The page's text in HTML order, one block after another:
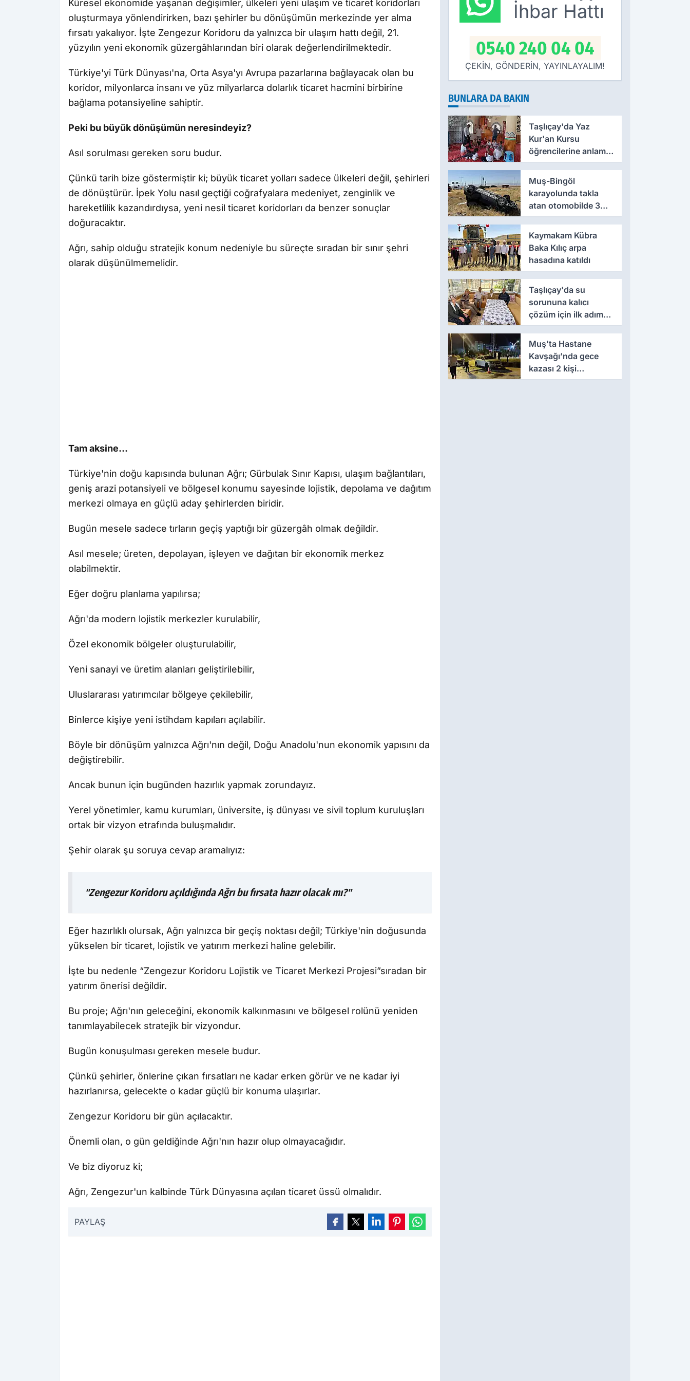
Küresel ekonomide yaşanan değişimler, ülkeleri yeni ulaşım ve ticaret koridorları
oluşturmaya yönlendirirken, bazı şehirler bu dönüşümün merkezinde yer alma
fırsatı yakalıyor. İşte Zengezur Koridoru da yalnızca bir ulaşım hattı değil, 21.
yüzyılın yeni ekonomik güzergâhlarından biri olarak değerlendirilmektedir.
Türkiye'yi Türk Dünyası'na, Orta Asya'yı Avrupa pazarlarına bağlayacak olan bu
koridor, milyonlarca insanı ve yüz milyarlarca dolarlık ticaret hacmini birbirine
bağlama potansiyeline sahiptir.
Peki bu büyük dönüşümün neresindeyiz?
Asıl sorulması gereken soru budur.
Çünkü tarih bize göstermiştir ki; büyük ticaret yolları sadece ülkeleri değil, şehirleri
de dönüştürür. İpek Yolu nasıl geçtiği coğrafyalara medeniyet, zenginlik ve
hareketlilik kazandırdıysa, yeni nesil ticaret koridorları da benzer sonuçlar
doğuracaktır.
Ağrı, sahip olduğu stratejik konum nedeniyle bu süreçte sıradan bir sınır şehri
olarak düşünülmemelidir.
Tam aksine...
Türkiye'nin doğu kapısında bulunan Ağrı; Gürbulak Sınır Kapısı, ulaşım bağlantıları,
geniş arazi potansiyeli ve bölgesel konumu sayesinde lojistik, depolama ve dağıtım
merkezi olmaya en güçlü aday şehirlerden biridir.
Bugün mesele sadece tırların geçiş yaptığı bir güzergâh olmak değildir.
Asıl mesele; üreten, depolayan, işleyen ve dağıtan bir ekonomik merkez
olabilmektir.
Eğer doğru planlama yapılırsa;
Ağrı'da modern lojistik merkezler kurulabilir,
Özel ekonomik bölgeler oluşturulabilir,
Yeni sanayi ve üretim alanları geliştirilebilir,
Uluslararası yatırımcılar bölgeye çekilebilir,
Binlerce kişiye yeni istihdam kapıları açılabilir.
Böyle bir dönüşüm yalnızca Ağrı'nın değil, Doğu Anadolu'nun ekonomik yapısını da
değiştirebilir.
Ancak bunun için bugünden hazırlık yapmak zorundayız.
Yerel yönetimler, kamu kurumları, üniversite, iş dünyası ve sivil toplum kuruluşları
ortak bir vizyon etrafında buluşmalıdır.
Şehir olarak şu soruya cevap aramalıyız:
"Zengezur Koridoru açıldığında Ağrı bu fırsata hazır olacak mı?"
Eğer hazırlıklı olursak, Ağrı yalnızca bir geçiş noktası değil; Türkiye'nin doğusunda
yükselen bir ticaret, lojistik ve yatırım merkezi haline gelebilir.
İşte bu nedenle “Zengezur Koridoru Lojistik ve Ticaret Merkezi Projesi”sıradan bir
yatırım önerisi değildir.
Bu proje; Ağrı'nın geleceğini, ekonomik kalkınmasını ve bölgesel rolünü yeniden
tanımlayabilecek stratejik bir vizyondur.
Bugün konuşulması gereken mesele budur.
Çünkü şehirler, önlerine çıkan fırsatları ne kadar erken görür ve ne kadar iyi
hazırlanırsa, gelecekte o kadar güçlü bir konuma ulaşırlar.
Zengezur Koridoru bir gün açılacaktır.
Önemli olan, o gün geldiğinde Ağrı'nın hazır olup olmayacağıdır.
Ve biz diyoruz ki;
Ağrı, Zengezur'un kalbinde Türk Dünyasına açılan ticaret üssü olmalıdır.
PAYLAŞ
Tarih Netleşti
ziyaret
İhbar Hattı
0540 240 04 04
ÇEKİN, GÖNDERİN, YAYINLAYALIM!
BUNLARA DA BAKIN
Taşlıçay'da Yaz
Kur'an Kursu
öğrencilerine anlamlı
ziyaret
Muş-Bingöl
karayolunda takla
atan otomobilde 3
kişi yaralandı
Kaymakam Kübra
Baka Kılıç arpa
hasadına katıldı
Taşlıçay'da su
sorununa kalıcı
çözüm için ilk adım
atıldı
Muş'ta Hastane
Kavşağı’nda gece
kazası 2 kişi
yaralandı